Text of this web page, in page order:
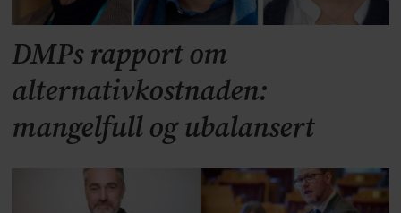
DMPs rapport om
alternativkostnaden:
mangelfull og ubalansert